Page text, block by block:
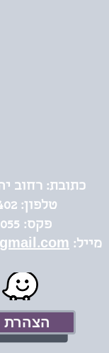
כתובת: רחוב
טלפון:
פקס: 04-9817055
מייל:
הצהרת